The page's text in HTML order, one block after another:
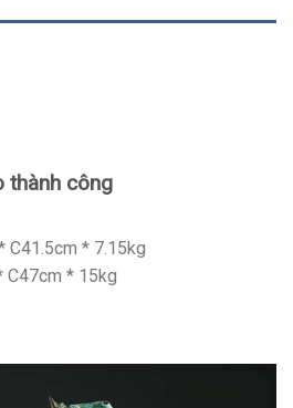
thành công
C41.5cm * 7.15kg
C47cm * 15kg